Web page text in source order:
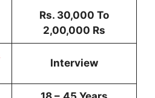
Rs. 30,000 To
2,00,000 Rs
Interview